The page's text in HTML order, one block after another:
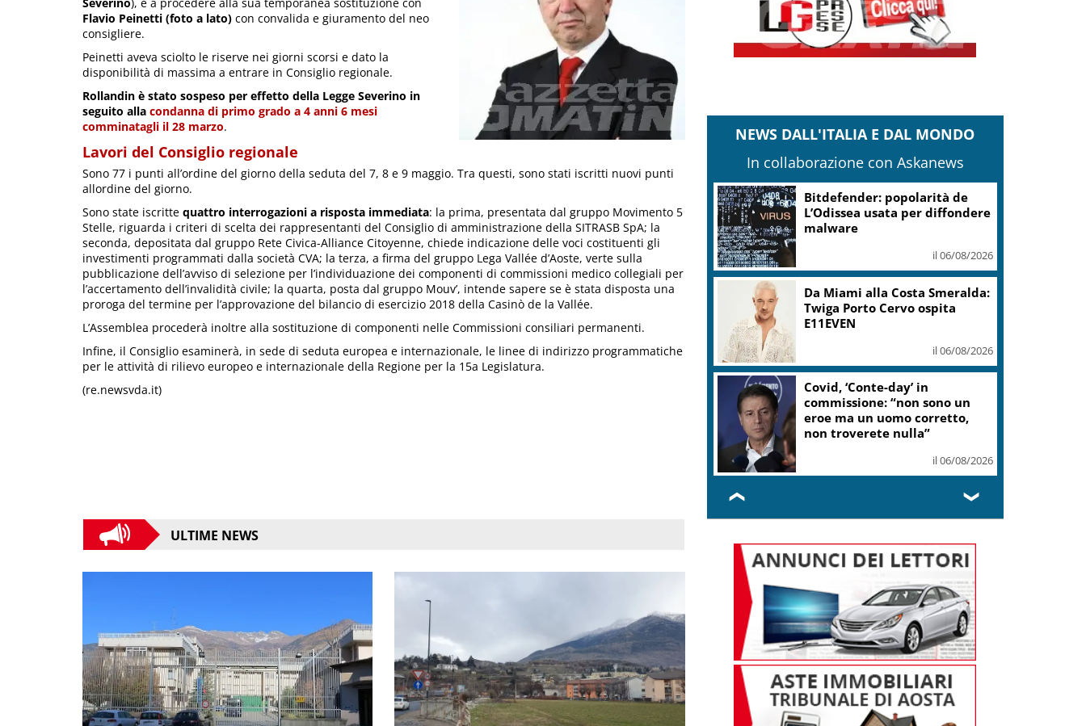
Flavio Peinetti (foto a lato) con convalida e giuramento del neo
consigliere.
Peinetti aveva sciolto le riserve nei giorni scorsi e dato la
disponibilità di massima a entrare in Consiglio regionale.
Rollandin è stato sospeso per effetto della Legge Severino in
seguito alla condanna di primo grado a 4 anni 6 mesi
comminatagli il 28 marzo.
Lavori del Consiglio regionale
Sono 77 i punti all’ordine del giorno della seduta del 7, 8 e 9 maggio. Tra questi, sono stati iscritti nuovi punti
allordine del giorno.
Sono state iscritte quattro interrogazioni a risposta immediata: la prima, presentata dal gruppo Movimento 5
Stelle, riguarda i criteri di scelta dei rappresentanti del Consiglio di amministrazione della SITRASB SpA; la
seconda, depositata dal gruppo Rete Civica-Alliance Citoyenne, chiede indicazione delle voci costituenti gli
investimenti programmati dalla società CVA; la terza, a firma del gruppo Lega Vallée d’Aoste, verte sulla
pubblicazione dell’avviso di selezione per l’individuazione dei componenti di commissioni medico collegiali per
l’accertamento dell’invalidità civile; la quarta, posta dal gruppo Mouv’, intende sapere se è stata disposta una
proroga del termine per l’approvazione del bilancio di esercizio 2018 della Casinò de la Vallée.
L’Assemblea procederà inoltre alla sostituzione di componenti nelle Commissioni consiliari permanenti.
Infine, il Consiglio esaminerà, in sede di seduta europea e internazionale, le linee di indirizzo programmatiche
per le attività di rilievo europeo e internazionale della Regione per la 15a Legislatura.
(re.newsvda.it)
ULTIME NEWS
NEWS DALL'ITALIA E DAL MONDO
In collaborazione con Askanews
Bitdefender: popolarità de
L’Odissea usata per diffondere
malware
il 06/08/2026
Da Miami alla Costa Smeralda:
Twiga Porto Cervo ospita
E11EVEN
il 06/08/2026
Covid, ‘Conte-day’ in
commissione: “non sono un
eroe ma un uomo corretto,
non troverete nulla”
il 06/08/2026
❮ ❯